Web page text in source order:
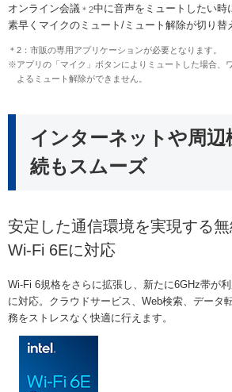
オンライン会議 ＊2中に音声をミュートしたい時
素早くマイクのミュート/ミュート解除が切り替
＊2：市販の専用アプリケーションが必要となります。
※アプリの「マイク」ボタンによりミュートした場合、
よるミュート解除ができません。
インターネットや周辺
続もスムーズ
安定した通信環境を実現する
Wi-Fi 6Eに対応
Wi-Fi 6規格をさらに拡張し、新たに6GHz帯が
に対応。クラウドサービス、Web検索、データ
務をストレスなく快適に行えます。